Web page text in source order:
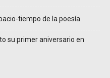
tiempo de la poesía
su primer aniversario en